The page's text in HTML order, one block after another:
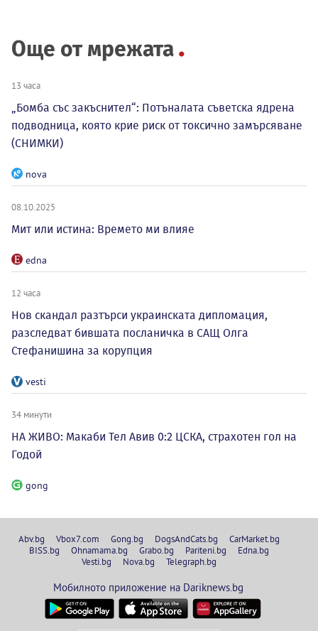
Още от мрежата
13 часа
„Бомба със закъснител“: Потъналата съветска ядрена
подводница, която крие риск от токсично замърсяване
(СНИМКИ)
nova
08.10.2025
Мит или истина: Времето ми влияе
edna
12 часа
Нов скандал разтърси украинската дипломация,
разследват бившата посланичка в САЩ Олга
Стефанишина за корупция
vesti
34 минути
НА ЖИВО: Макаби Тел Авив 0:2 ЦСКА, страхотен гол на
Годой
gong
Abv.bg Vbox7.com Gong.bg DogsAndCats.bg
CarMarket.bg
BISS.bg
Ohnamama.bg Grabo.bg Pariteni.bg
Edna.bg
Vesti.bg
Nova.bg Telegraph.bg
Мобилното приложение на Dariknews.bg